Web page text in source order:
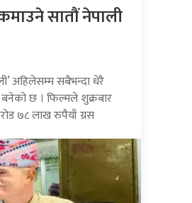
सातौं नेपाली
अहिलेसम्म सबैभन्दा धेरै
छ । फिल्मले शुक्रबार
७८ लाख रुपैयाँ ग्रस